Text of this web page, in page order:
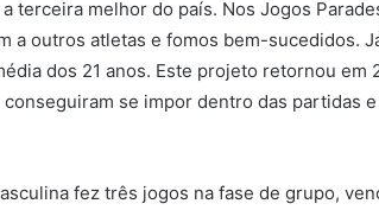
terceira melhor do país. Nos Jogos
a outros atletas e fomos bem-sucedidos.
dos 21 anos. Este projeto retornou em
conseguiram se impor dentro das partidas
fez três jogos na fase de grupo,